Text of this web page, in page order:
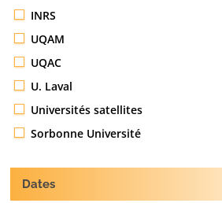
INRS
UQAM
UQAC
U. Laval
Universités satellites
Sorbonne Université
Dates